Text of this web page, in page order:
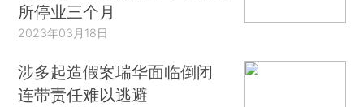
所停业三个月
2023年03月18日
涉多起造假案瑞华面临倒闭
连带责任难以逃避